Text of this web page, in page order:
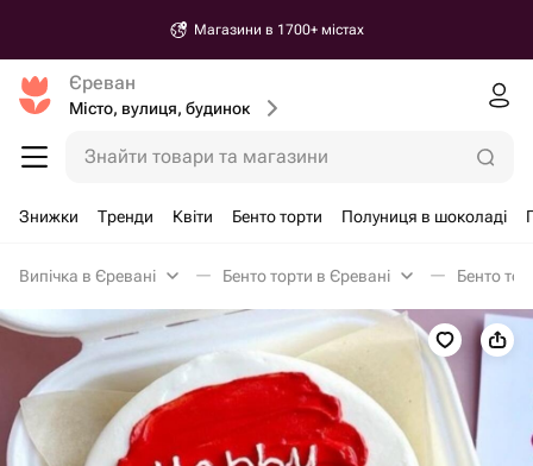
Магазини в 1700+ містах
Єреван
Місто, вулиця, будинок
Знайти товари та магазини
Знижки Тренди Квіти Бенто торти Полуниця в шоколаді
Випічка в Єревані Бенто торти в Єревані Бенто